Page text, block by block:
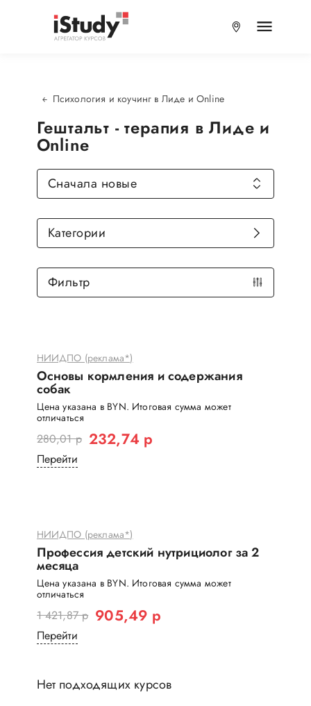
Психология и коучинг в Лиде и Online
Гештальт - терапия в Лиде и
Online
НИИДПО (реклама*)
Основы кормления и содержания
собак
Цена указана в BYN. Итоговая сумма может
отличаться
280,01 р 232,74 р
Перейти
НИИДПО (реклама*)
Профессия детский нутрициолог за 2
месяца
Цена указана в BYN. Итоговая сумма может
отличаться
1 421,87 р 905,49 р
Перейти
Нет подходящих курсов
Сначала новые
Категории
Фильтр